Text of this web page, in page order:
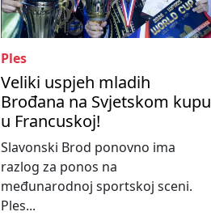
Ples
Veliki uspjeh mladih
Brođana na Svjetskom kupu
u Francuskoj!
Slavonski Brod ponovno ima
razlog za ponos na
međunarodnoj sportskoj sceni.
Ples...